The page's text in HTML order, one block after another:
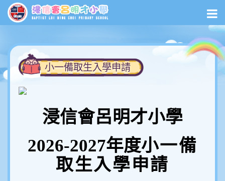
小一備取生入學申請
浸信會呂明才小學
2026-2027年度小一備
取生入學申請